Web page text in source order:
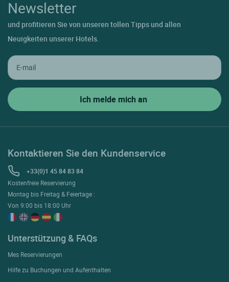
Newsletter
und profitieren Sie von unseren tollen Tipps und allen
Neuigkeiten unserer Hotels.
Kontaktieren Sie den Kundenservice
+33(0)1 45 84 83 84
Kostenfreie Reservierung
Montag bis Freitag & Feiertage :
Von 9:00 bis 18:00 Uhr
Unterstützung & FAQs
Mes Reservierungen
Hilfe zu Buchungen und Aufenthalten